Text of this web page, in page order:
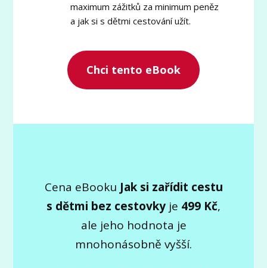
maximum zážitků za minimum peněz
a jak si s dětmi cestování užít.
Chci tento eBook
Cena eBooku Jak si zařídit cestu
s dětmi bez cestovky je 499 Kč,
ale jeho hodnota je
mnohonásobně vyšší.